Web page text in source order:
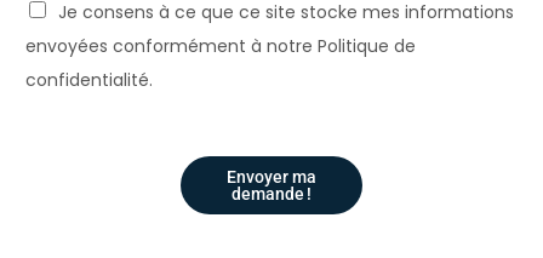
Accord RGPD*
Je consens à ce que ce site stocke mes informations
envoyées conformément à notre Politique de
Envoyer ma